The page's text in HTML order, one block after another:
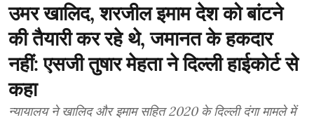
उमर खालिद, शरजील इमाम देश को बांटने
की तैयारी कर रहे थे, जमानत के हकदार
नहीं: एसजी तुषार मेहता ने दिल्ली हाईकोर्ट से
कहा
न्यायालय ने खालिद और इमाम सहित 2020 के दिल्ली दंगा मामले में